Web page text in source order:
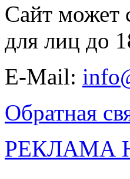
Сайт может
для лиц до
E-Mail:
Обратная
РЕКЛАМА